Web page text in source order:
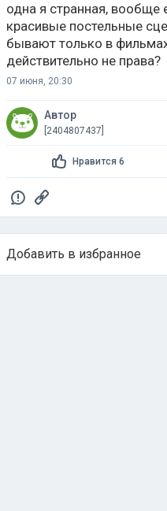
одна я странная, вообще
красивые постельные
бывают только в
действительно не права?
07 июня, 20:30
Автор
[2404807437]
Нравится 6
Добавить в избранное
Тема в избранном